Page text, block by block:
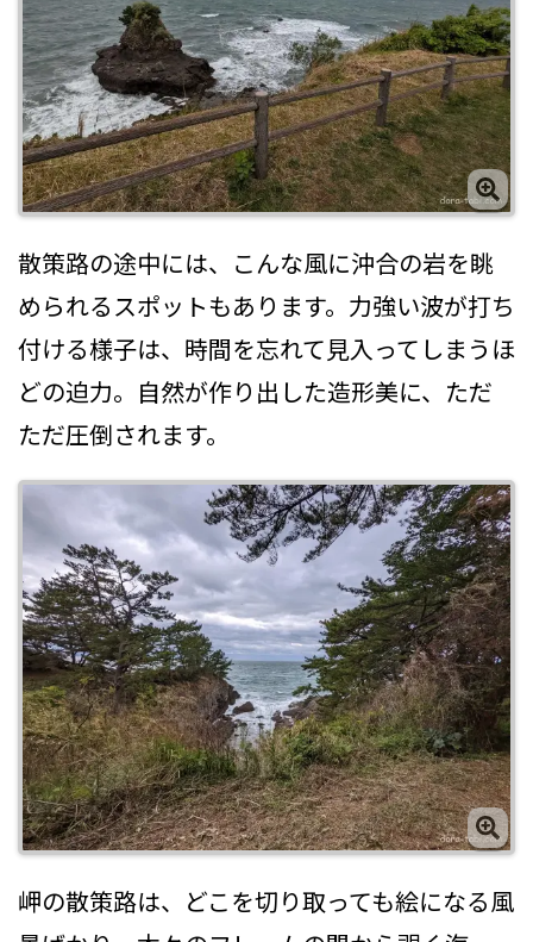
散策路の途中には、こんな風に沖合の岩を眺
められるスポットもあります。力強い波が打ち
付ける様子は、時間を忘れて見入ってしまうほ
どの迫力。自然が作り出した造形美に、ただ
ただ圧倒されます。
岬の散策路は、どこを切り取っても絵になる風